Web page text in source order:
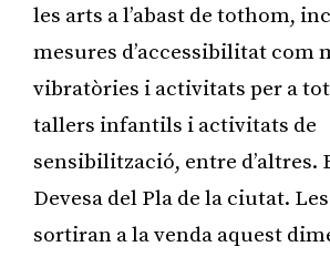
les arts a l’abast de tothom,
mesures d’accessibilitat com
vibratòries i activitats per a
tallers infantils i activitats de
sensibilització, entre d’altres.
Devesa del Pla de la ciutat.
sortiran a la venda aquest